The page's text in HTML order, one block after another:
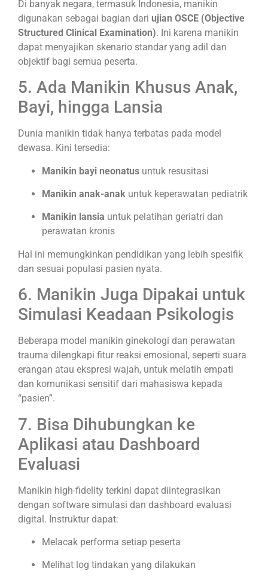
Di banyak negara, termasuk Indonesia, manikin
digunakan sebagai bagian dari ujian OSCE (Objective
Structured Clinical Examination). Ini karena manikin
dapat menyajikan skenario standar yang adil dan
objektif bagi semua peserta.
5. Ada Manikin Khusus Anak,
Bayi, hingga Lansia
Dunia manikin tidak hanya terbatas pada model
dewasa. Kini tersedia:
Manikin bayi neonatus untuk resusitasi
Manikin anak-anak untuk keperawatan pediatrik
Manikin lansia untuk pelatihan geriatri dan
perawatan kronis
Hal ini memungkinkan pendidikan yang lebih spesifik
dan sesuai populasi pasien nyata.
6. Manikin Juga Dipakai untuk
Simulasi Keadaan Psikologis
Beberapa model manikin ginekologi dan perawatan
trauma dilengkapi fitur reaksi emosional, seperti suara
erangan atau ekspresi wajah, untuk melatih empati
dan komunikasi sensitif dari mahasiswa kepada
“pasien”.
7. Bisa Dihubungkan ke
Aplikasi atau Dashboard
Evaluasi
Manikin high-fidelity terkini dapat diintegrasikan
dengan software simulasi dan dashboard evaluasi
digital. Instruktur dapat:
Melacak performa setiap peserta
Melihat log tindakan yang dilakukan